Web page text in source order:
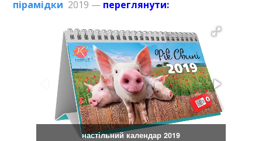
пірамідки 2019 — переглянути:
настільний календар 2019